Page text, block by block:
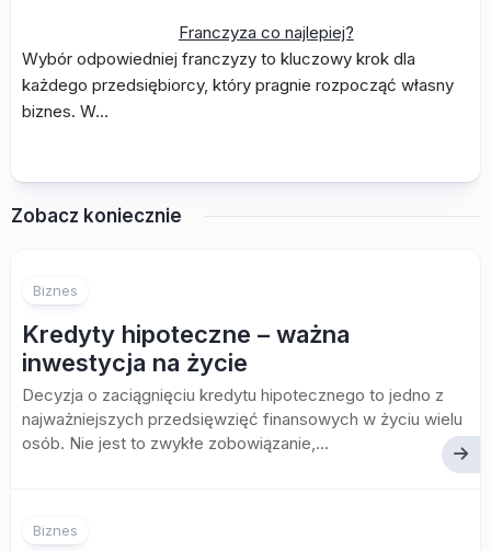
Franczyza co najlepiej?
Wybór odpowiedniej franczyzy to kluczowy krok dla
każdego przedsiębiorcy, który pragnie rozpocząć własny
biznes. W…
Zobacz koniecznie
Biznes
Kredyty hipoteczne – ważna
inwestycja na życie
Decyzja o zaciągnięciu kredytu hipotecznego to jedno z
najważniejszych przedsięwzięć finansowych w życiu wielu
osób. Nie jest to zwykłe zobowiązanie,...
Biznes